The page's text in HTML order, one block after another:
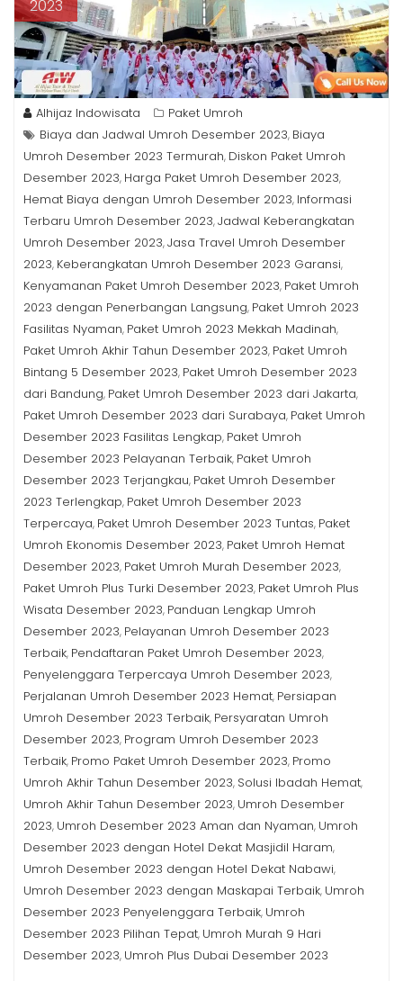
2023
Alhijaz Indowisata
Paket Umroh
Biaya dan Jadwal Umroh Desember 2023, Biaya
Umroh Desember 2023 Termurah, Diskon Paket Umroh
Desember 2023, Harga Paket Umroh Desember 2023,
Hemat Biaya dengan Umroh Desember 2023, Informasi
Terbaru Umroh Desember 2023,Jadwal Keberangkatan
Umroh Desember 2023,Jasa Travel Umroh Desember
2023, Keberangkatan Umroh Desember 2023 Garansi,
Kenyamanan Paket Umroh Desember 2023, Paket Umroh
2023 dengan Penerbangan Langsung, Paket Umroh 2023
Fasilitas Nyaman, Paket Umroh 2023 Mekkah Madinah,
Paket Umroh Akhir Tahun Desember 2023, Paket Umroh
Bintang 5 Desember 2023, Paket Umroh Desember 2023
dari Bandung, Paket Umroh Desember 2023 dari Jakarta,
Paket Umroh Desember 2023 dari Surabaya, Paket Umroh
Desember 2023 Fasilitas Lengkap, Paket Umroh
Desember 2023 Pelayanan Terbaik, Paket Umroh
Desember 2023 Terjangkau, Paket Umroh Desember
2023 Terlengkap, Paket Umroh Desember 2023
Terpercaya, Paket Umroh Desember 2023 Tuntas, Paket
Umroh Ekonomis Desember 2023, Paket Umroh Hemat
Desember 2023, Paket Umroh Murah Desember 2023,
Paket Umroh Plus Turki Desember 2023, Paket Umroh Plus
Wisata Desember 2023, Panduan Lengkap Umroh
Desember 2023, Pelayanan Umroh Desember 2023
Terbaik, Pendaftaran Paket Umroh Desember 2023,
Penyelenggara Terpercaya Umroh Desember 2023,
Perjalanan Umroh Desember 2023 Hemat, Persiapan
Umroh Desember 2023 Terbaik, Persyaratan Umroh
Desember 2023, Program Umroh Desember 2023
Terbaik, Promo Paket Umroh Desember 2023, Promo
Umroh Akhir Tahun Desember 2023, Solusi Ibadah Hemat,
Umroh Akhir Tahun Desember 2023, Umroh Desember
2023, Umroh Desember 2023 Aman dan Nyaman, Umroh
Desember 2023 dengan Hotel Dekat Masjidil Haram,
Umroh Desember 2023 dengan Hotel Dekat Nabawi,
Umroh Desember 2023 dengan Maskapai Terbaik, Umroh
Desember 2023 Penyelenggara Terbaik, Umroh
Desember 2023 Pilihan Tepat, Umroh Murah 9 Hari
Desember 2023, Umroh Plus Dubai Desember 2023